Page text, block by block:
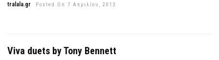
tralala.gr Posted On 7 Απριλίου, 2012
Viva duets by Tony Bennett